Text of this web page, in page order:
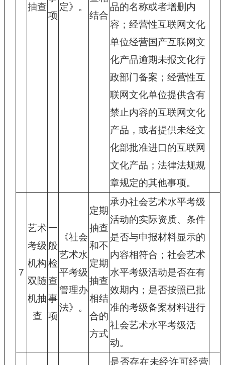
抽查
项
定》。
结合
品的名称或者增删内
容；经营性互联网文化
单位经营国产互联网文
化产品逾期未报文化行
政部门备案；经营性互
联网文化单位提供含有
禁止内容的互联网文化
产品，或者提供未经文
化部批准进口的互联网
文化产品；法律法规规
章规定的其他事项。
7
艺术
考级
机构
双随
机抽
查
一
般
检
查
事
项
《社会
艺术水
平考级
管理办
法》。
定期
抽查
和不
定期
抽查
相结
合的
方式
承办社会艺术水平考级
活动的实际资质、条件
是否与申报材料显示的
内容相符合；社会艺术
水平考级活动是否在有
效期内；是否按照已批
准的考级备案材料进行
社会艺术水平考级活
动。
是否存在未经许可经营